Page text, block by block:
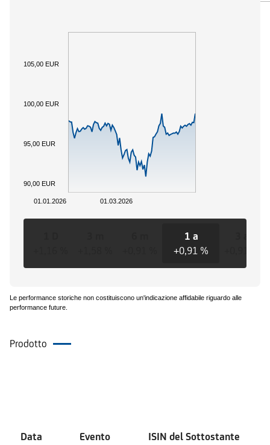
01.03.2026
01.01.2026
90,00 EUR
95,00 EUR
100,00 EUR
105,00 EUR
1 a
+0,91 %
Le performance storiche non costituiscono un'indicazione affidabile riguardo alle
performance future.
Prodotto
Data Evento ISIN del Sottostante